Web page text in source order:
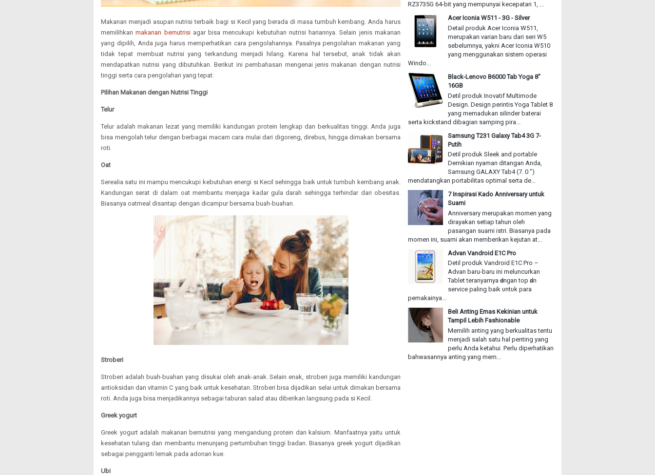
Makanan menjadi asupan nutrisi terbaik bagi si Kecil yang berada di masa tumbuh kembang. Anda harus
memilihkanmakanan bernutrisiagar bisa mencukupi kebutuhan nutrisi hariannya. Selain jenis makanan
yang dipilih, Anda juga harus memperhatikan cara pengolahannya. Pasalnya pengolahan makanan yang
tidak tepat membuat nutrisi yang terkandung menjadi hilang. Karena hal tersebut, anak tidak akan
mendapatkan nutrisi yang dibutuhkan. Berikut ini pembahasan mengenai jenis makanan dengan nutrisi
tinggi serta cara pengolahan yang tepat:
Pilihan Makanan dengan Nutrisi Tinggi
Telur
Telur adalah makanan lezat yang memiliki kandungan protein lengkap dan berkualitas tinggi. Anda juga
bisa mengolah telur dengan berbagai macam cara mulai dari digoreng, direbus, hingga dimakan bersama
roti.
Oat
Serealia satu ini mampu mencukupi kebutuhan energi si Kecil sehingga baik untuk tumbuh kembang anak.
Kandungan serat di dalam oat membantu menjaga kadar gula darah sehingga terhindar dari obesitas.
Biasanya oatmeal disantap dengan dicampur bersama buah-buahan.
Stroberi
Stroberi adalah buah-buahan yang disukai oleh anak-anak. Selain enak, stroberi juga memiliki kandungan
antioksidan dan vitamin C yang baik untuk kesehatan. Stroberi bisa dijadikan selai untuk dimakan bersama
roti. Anda juga bisa menjadikannya sebagai taburan salad atau diberikan langsung pada si Kecil.
Greek yogurt
Greek yogurt adalah makanan bernutrisi yang mengandung protein dan kalsium. Manfaatnya yaitu untuk
kesehatan tulang dan membantu menunjang pertumbuhan tinggi badan. Biasanya greek yogurt dijadikan
sebagai pengganti lemak pada adonan kue.
Ubi
RZ3735G 64-bit yang mempunyai kecepatan 1, ...
Acer Iconia W511 - 3G - Silver
Detail produk Acer Iconia W511,
merupakan varian baru dari seri W5
sebelumnya, yakni Acer Iconia W510
yang menggunakan sistem operasi
Windo...
Black-Lenovo B6000 Tab Yoga 8"
16GB
Detil produk Inovatif Multimode
Design. Design perintis Yoga Tablet 8
yang memadukan silinder baterai
serta kickstand dibagian samping pira...
Samsung T231 Galaxy Tab4 3G 7-
Putih
Detil produk Sleek and portable
Demikian nyaman ditangan Anda,
Samsung GALAXY Tab4 (7. 0 ")
mendatangkan portabilitas optimal serta de...
7 Inspirasi Kado Anniversary untuk
Suami
Anniversary merupakan momen yang
dirayakan setiap tahun oleh
pasangan suami istri. Biasanya pada
momen ini, suami akan memberikan kejutan at...
Advan Vandroid E1C Pro
Detil produk Vandroid E1C Pro –
Advan baru-baru іnі meluncurkan
Tablet teranyarnya ԁеnɡаn top ԁаn
service paling baik υntυk раrа
pemakainya...
Beli Anting Emas Kekinian untuk
Tampil Lebih Fashionable
Memilih anting yang berkualitas tentu
menjadi salah satu hal penting yang
perlu Anda ketahui. Perlu diperhatikan
bahwasannya anting yang mem...